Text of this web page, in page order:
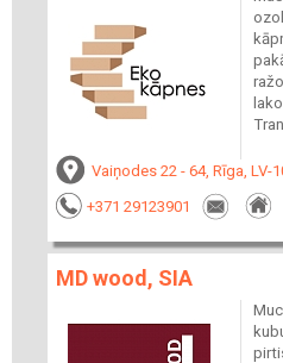
Vaiņodes 22 - 64, Rīga, LV-
+371 29123901
MD wood, SIA